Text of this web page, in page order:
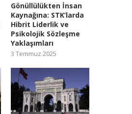
Gönüllülükten İnsan
Kaynağına: STK’larda
Hibrit Liderlik ve
Psikolojik Sözleşme
Yaklaşımları
3 Temmuz 2025